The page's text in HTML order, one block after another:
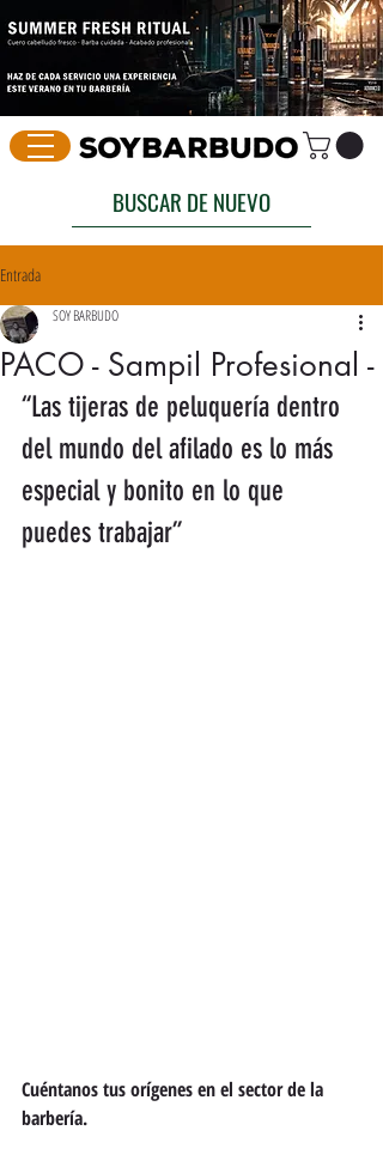
BUSCAR DE NUEVO
Entrada
PACO - Sampil Profesional -
SOY BARBUDO
“Las tijeras de peluquería dentro
del mundo del afilado es lo más
especial y bonito en lo que
puedes trabajar”
Cuéntanos tus orígenes en el sector de la
barbería.